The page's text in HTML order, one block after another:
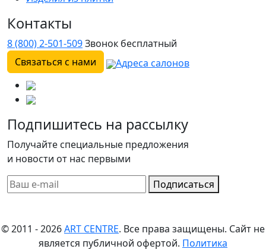
Контакты
8 (800) 2-501-509Звонок бесплатный
Связаться с нами
Адреса салонов
Подпишитесь на рассылку
Получайте специальные предложения
и новости от нас первыми
Подписаться
© 2011 - 2026ART CENTRE. Все права защищены. Сайт не
является публичной офертой. Политика